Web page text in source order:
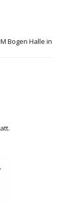
Bogen Halle in